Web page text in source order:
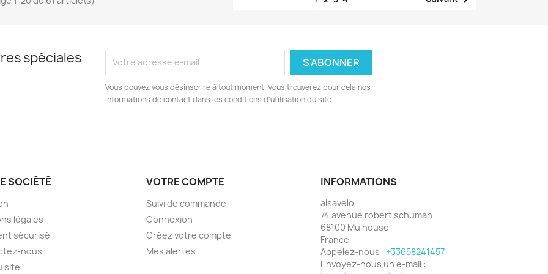
spéciales
Vous pouvez vous désinscrire à tout moment. Vous trouverez pour cela nos
informations de contact dans les conditions d'utilisation du site.
SOCIÉTÉ
légales
sécurisé
nous
site
VOTRE COMPTE
Suivi de commande
Connexion
Créez votre compte
Mes alertes
INFORMATIONS
alsavelo
74 avenue robert schuman
68100 Mulhouse
France
Appelez-nous : +33658241457
Envoyez-nous un e-mail :